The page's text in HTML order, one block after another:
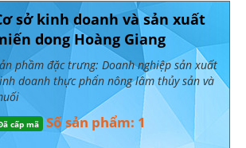
sở kinh doanh và sản xuất
dong Hoàng Giang
phầm đặc trưng: Doanh nghiệp sản xuất
doanh thực phẩn nông lâm thủy sản và
cấp mã Số sản phẩm: 1